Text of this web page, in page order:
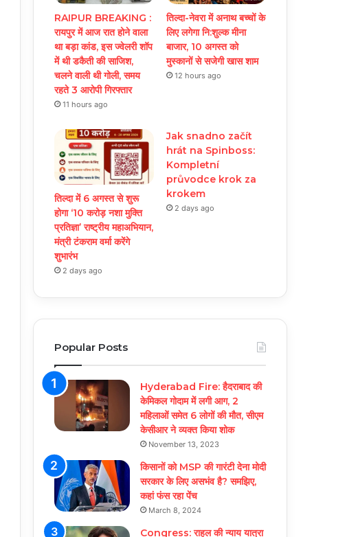
RAIPUR BREAKING :
रायपुर में आज रात होने वाला
था बड़ा कांड, इस ज्वेलरी शॉप
में थी डकैती की साजिश,
चलने वाली थी गोली, समय
रहते 3 आरोपी गिरफ्तार
11 hours ago
तिल्दा-नेवरा में अनाथ बच्चों के
लिए लगेगा नि:शुल्क मीना
बाजार, 10 अगस्त को
मुस्कानों से सजेगी खास शाम
12 hours ago
तिल्दा में 6 अगस्त से शुरू
होगा ‘10 करोड़ नशा मुक्ति
प्रतिज्ञा’ राष्ट्रीय महाअभियान,
मंत्री टंकराम वर्मा करेंगे
शुभारंभ
2 days ago
Jak snadno začít
hrát na Spinboss:
Kompletní
průvodce krok za
krokem
2 days ago
Popular Posts
Hyderabad Fire: हैदराबाद की
केमिकल गोदाम में लगी आग, 2
महिलाओं समेत 6 लोगों की मौत, सीएम
केसीआर ने व्यक्त किया शोक
November 13, 2023
किसानों को MSP की गारंटी देना मोदी
सरकार के लिए असभंव है? समझिए,
कहां फंस रहा पेंच
March 8, 2024
Congress: राहुल की न्याय यात्रा